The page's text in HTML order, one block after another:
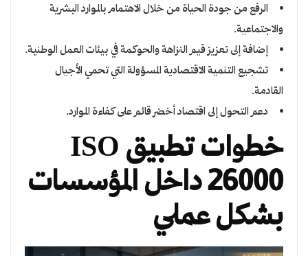
الرفع من جودة الحياة من خلال الاهتمام بالموارد البشرية
والاجتماعية.
إضافة إلى تعزيز قيم النزاهة والحوكمة في بيئات العمل الوطنية.
تشجيع التنمية الاقتصادية المسؤولة التي تحمي الأجيال
القادمة.
دعم التحول إلى اقتصاد أخضر قائم على كفاءة الموارد.
خطوات تطبيق ISO
26000 داخل المؤسسات
بشكل عملي